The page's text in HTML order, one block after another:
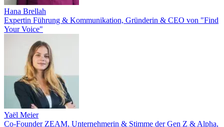
Hana Brellah
Expertin Führung & Kommunikation, Gründerin & CEO von "Find
Your Voice"
Yaël Meier
Co-Founder ZEAM, Unternehmerin & Stimme der Gen Z & Alpha,